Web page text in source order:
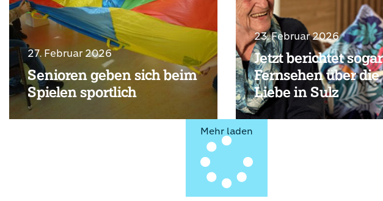
27. Februar 2026
Senioren geben sich beim
Spielen sportlich
23. Februar 2026
Jetzt berichtet
Fernsehen über die
Liebe in Sulz
Mehr laden